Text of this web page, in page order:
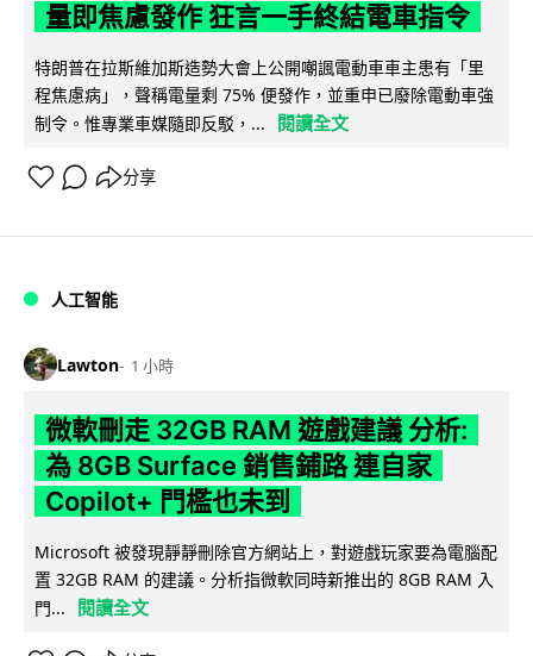
量即焦慮發作 狂言一手終結電車指令
特朗普在拉斯維加斯造勢大會上公開嘲諷電動車車主患有「里
程焦慮病」，聲稱電量剩 75% 便發作，並重申已廢除電動車強
制令。惟專業車媒隨即反駁，...
閱讀全文
分享
人工智能
Lawton 1 小時
微軟刪走 32GB RAM 遊戲建議 分析:
為 8GB Surface 銷售鋪路 連自家
Copilot+ 門檻也未到
Microsoft 被發現靜靜刪除官方網站上，對遊戲玩家要為電腦配
置 32GB RAM 的建議。分析指微軟同時新推出的 8GB RAM 入
門...
閱讀全文